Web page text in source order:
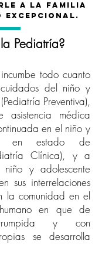
a la familia
excepcional.
Pediatría?
todo cuanto
del niño y
Preventiva),
médica
en el niño y
en estado de
Clínica), y a
y adolescente
sus interrelaciones
la comunidad en el
en que de
y con
se desarrolla